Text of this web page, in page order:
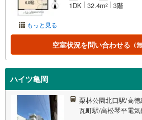
もっと見る
1DK 32.4m2 3階
空室状況を問い合わせる （
ハイツ亀岡
栗林公園北口駅/高
瓦町駅/高松琴平電